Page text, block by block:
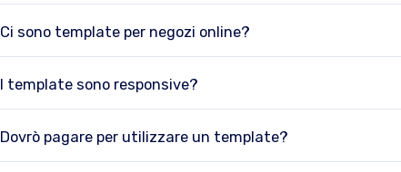
Ci sono template per negozi online?
I template sono responsive?
Dovrò pagare per utilizzare un template?